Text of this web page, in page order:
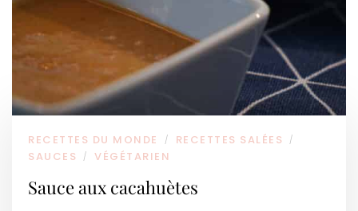
RECETTES DU MONDE / RECETTES SALÉES /
SAUCES / VÉGÉTARIEN
Sauce aux cacahuètes